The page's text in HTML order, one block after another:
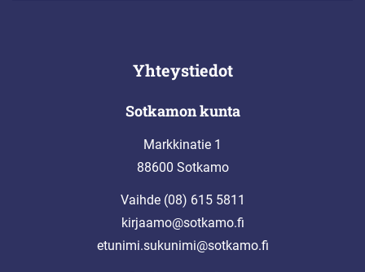
Yhteystiedot
Sotkamon kunta
Markkinatie 1
88600 Sotkamo
Vaihde (08) 615 5811
kirjaamo@sotkamo.fi
etunimi.sukunimi@sotkamo.fi